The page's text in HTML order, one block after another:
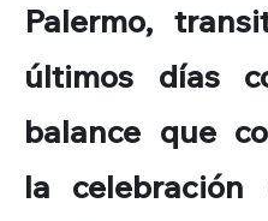
Palermo,
últimos días
balance que
la celebración